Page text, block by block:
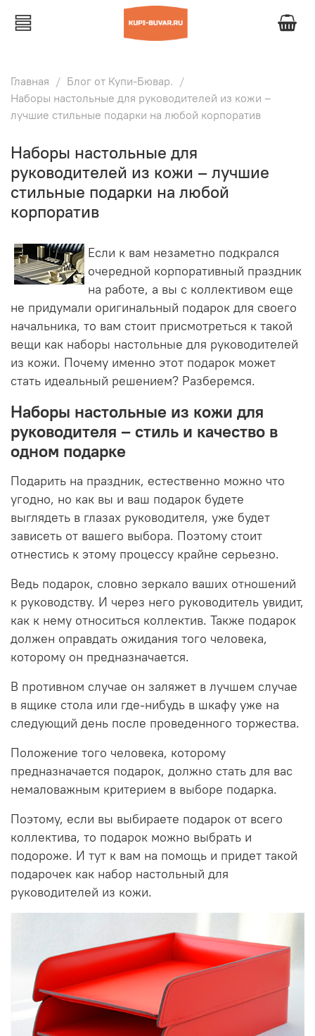
Главная
Блог от Купи-Бювар.
Наборы настольные для руководителей из кожи –
лучшие стильные подарки на любой корпоратив
Наборы настольные для
руководителей из кожи – лучшие
стильные подарки на любой
корпоратив
Если к вам незаметно подкрался
очередной корпоративный праздник
на работе, а вы с коллективом еще
не придумали оригинальный подарок для своего
начальника, то вам стоит присмотреться к такой
вещи как наборы настольные для руководителей
из кожи. Почему именно этот подарок может
стать идеальный решением? Разберемся.
Наборы настольные из кожи для
руководителя – стиль и качество в
одном подарке
Подарить на праздник, естественно можно что
угодно, но как вы и ваш подарок будете
выглядеть в глазах руководителя, уже будет
зависеть от вашего выбора. Поэтому стоит
отнестись к этому процессу крайне серьезно.
Ведь подарок, словно зеркало ваших отношений
к руководству. И через него руководитель увидит,
как к нему относиться коллектив. Также подарок
должен оправдать ожидания того человека,
которому он предназначается.
В противном случае он заляжет в лучшем случае
в ящикe стола или где-нибудь в шкафу уже на
следующий день после проведенного торжества.
Положение того человека, которому
предназначается подарок, должно стать для вас
немаловажным критерием в выборе подарка.
Поэтому, если вы выбираете подарок от всего
коллектива, то подарок можно выбрать и
подороже. И тут к вам на помощь и придет такой
подарочек как набор настольный для
руководителей из кожи.